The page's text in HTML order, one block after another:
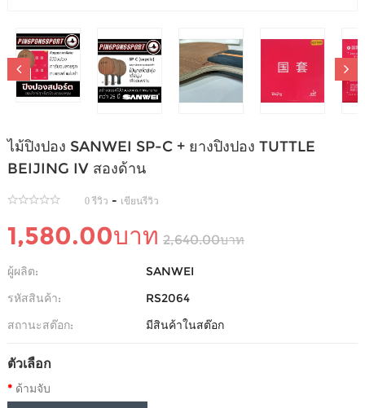
ไม้ปิงปอง SANWEI SP-C + ยางปิงปอง TUTTLE
BEIJING IV สองด้าน
0 รีวิว - เขียนรีวิว
1,580.00บาท 2,640.00บาท
ผู้ผลิต:
SANWEI
รหัสสินค้า:
RS2064
สถานะสต๊อก:
มีสินค้าในสต๊อก
ตัวเลือก
ด้ามจับ